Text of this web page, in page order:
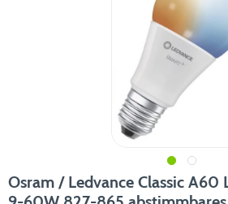
Osram / Ledvance Classic A60